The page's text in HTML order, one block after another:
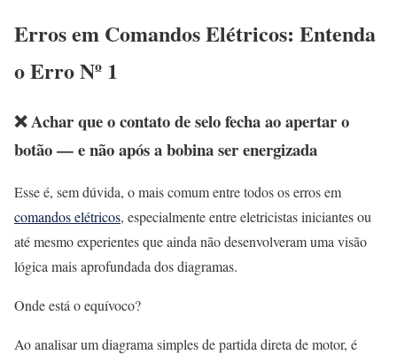
Erros em Comandos Elétricos: Entenda
o Erro Nº 1
❌ Achar que o contato de selo fecha ao apertar o
botão — e não após a bobina ser energizada
Esse é, sem dúvida, o mais comum entre todos os erros em
comandos elétricos, especialmente entre eletricistas iniciantes ou
até mesmo experientes que ainda não desenvolveram uma visão
lógica mais aprofundada dos diagramas.
Onde está o equívoco?
Ao analisar um diagrama simples de partida direta de motor, é